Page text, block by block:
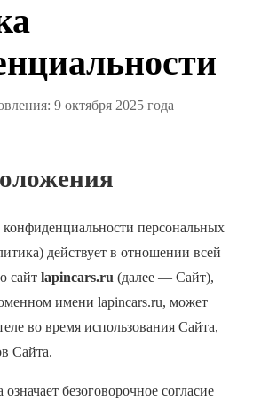
9 октября 2025 года
персональных
действует в отношении всей
сайт lapincars.ru (далее — Сайт),
имени lapincars.ru, может
во время использования Сайта,
Сайта.
безоговорочное согласие